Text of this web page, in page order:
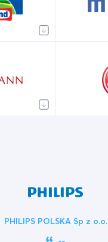
PHILIPS POLSKA Sp z o.o.